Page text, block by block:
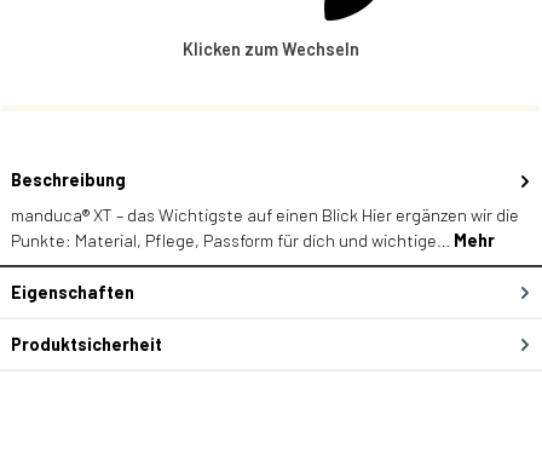
Klicken zum Wechseln
Beschreibung
manduca® XT – das Wichtigste auf einen Blick Hier ergänzen wir die
Punkte: Material, Pflege, Passform für dich und wichtige… Mehr
Eigenschaften
Produktsicherheit